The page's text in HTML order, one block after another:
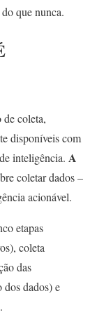
que nunca.
de coleta,
disponíveis com
inteligência. A
coletar dados –
acionável.
etapas
coleta
das
dos dados) e